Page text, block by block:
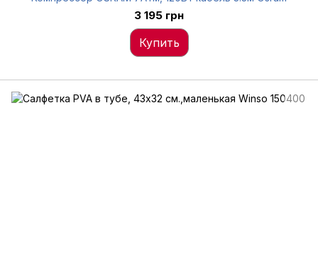
3 195 грн
Купить